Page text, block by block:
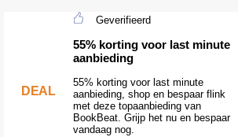
DEAL
Geverifieerd
55% korting voor last minute
aanbieding
55% korting voor last minute
aanbieding, shop en bespaar flink
met deze topaanbieding van
BookBeat. Grijp het nu en bespaar
vandaag nog.